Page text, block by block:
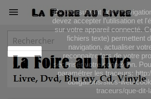
J'accepte
En poursuivant votre
devez accepter l’utilisation et
sur votre appareil connecté.
fichiers texte) permettent
navigation, actualiser
reconnaitre lors de votre
sécuriser votre connexion.
paramétrer les traceurs:
obligations/sites-web-
traceurs/que-dit-
